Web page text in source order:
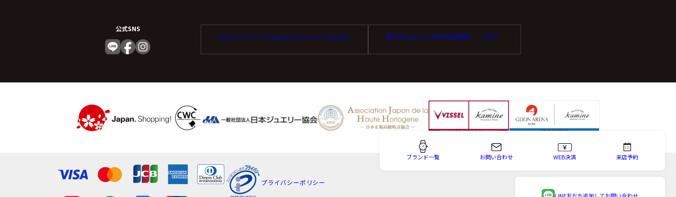
託を行います。
容に回答できない可能性があります。
ご本人からの求めにより、当社が保有する保有個人データに関する開示、利用目的の通知、内容の訂正・追加ま
たは削除、利用停止、消去、第三者提供の停止および第三者提供記録の開示(以下、開示等という)に応じます。
公式SNS
Enjoy tax-free shopping at Kamine. (English) 歡迎在 Kamine 享受免稅購物。（中文）
プライバシーポリシー
ブランド一覧 お問い合わせ WEB決済 来店予約
LINE友だち追加してお問い合わせ